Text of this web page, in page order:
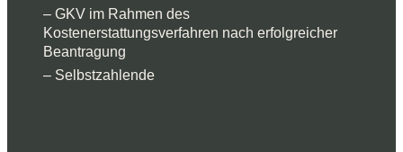
– GKV im Rahmen des
Kostenerstattungsverfahren nach erfolgreicher
Beantragung
– Selbstzahlende